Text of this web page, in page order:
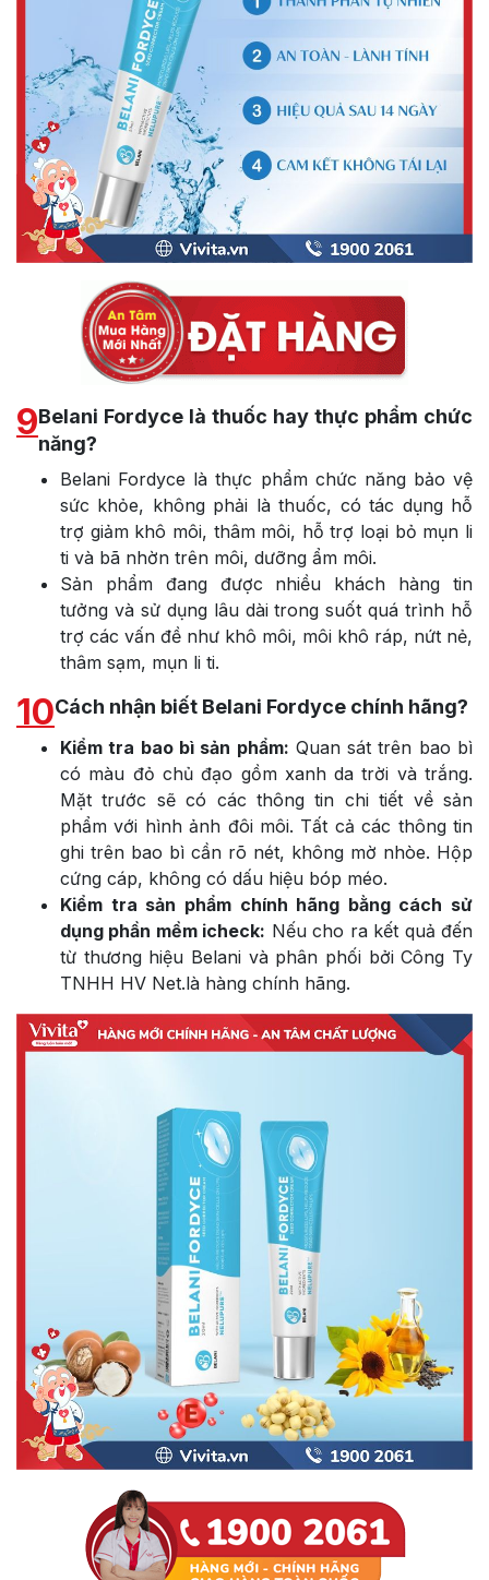
9Belani Fordyce là thuốc hay thực phẩm chức
năng?
Belani Fordyce là thực phẩm chức năng bảo vệ
sức khỏe, không phải là thuốc, có tác dụng hỗ
trợ giảm khô môi, thâm môi, hỗ trợ loại bỏ mụn li
ti và bã nhờn trên môi, dưỡng ẩm môi.
Sản phẩm đang được nhiều khách hàng tin
tưởng và sử dụng lâu dài trong suốt quá trình hỗ
trợ các vấn đề như khô môi, môi khô ráp, nứt nẻ,
thâm sạm, mụn li ti.
10Cách nhận biết Belani Fordyce chính hãng?
Kiểm tra bao bì sản phẩm: Quan sát trên bao bì
có màu đỏ chủ đạo gồm xanh da trời và trắng.
Mặt trước sẽ có các thông tin chi tiết về sản
phẩm với hình ảnh đôi môi. Tất cả các thông tin
ghi trên bao bì cần rõ nét, không mờ nhòe. Hộp
cứng cáp, không có dấu hiệu bóp méo.
Kiểm tra sản phẩm chính hãng bằng cách sử
dụng phần mềm icheck: Nếu cho ra kết quả đến
từ thương hiệu Belani và phân phối bởi Công Ty
TNHH HV Net.là hàng chính hãng.